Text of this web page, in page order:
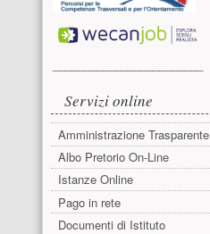
Servizi online
Amministrazione Trasparente
Albo Pretorio On-Line
Istanze Online
Pago in rete
Documenti di Istituto